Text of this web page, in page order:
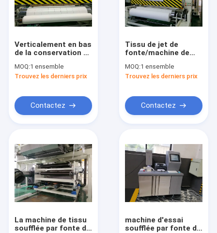
Verticalement en bas
de la conservation de
soufflée par fonte
stabilisez le blanc et
MOQ:1 ensemble
Trouvez les derniers prix
Contactez
Tissu de jet de
fonte/machine de
fonte, non whithe de
vis d'usine de textile
MOQ:1 ensemble
Trouvez les derniers prix
Contactez
La machine de tissu
soufflée par fonte de
machine d'essai
soufflée par fonte de